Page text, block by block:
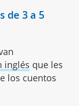
de 3 a 5
inglés que les
los cuentos